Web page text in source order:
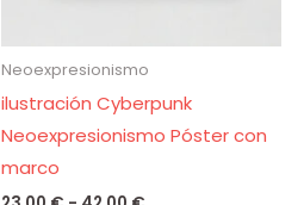
Neoexpresionismo
ilustración Cyberpunk
Neoexpresionismo Póster con
marco